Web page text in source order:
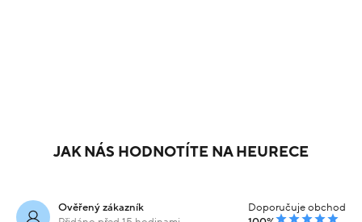
JAK NÁS HODNOTÍTE NA HEURECE
Ověřený zákazník
Doporučuje obchod